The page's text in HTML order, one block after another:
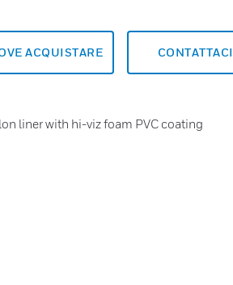
ACQUISTARE CONTATTACI
liner with hi-viz foam PVC coating